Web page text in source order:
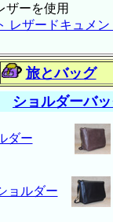
ザーを使用
レザードキュメン
旅とバッグ
ショルダーバ
ダー
ョルダー